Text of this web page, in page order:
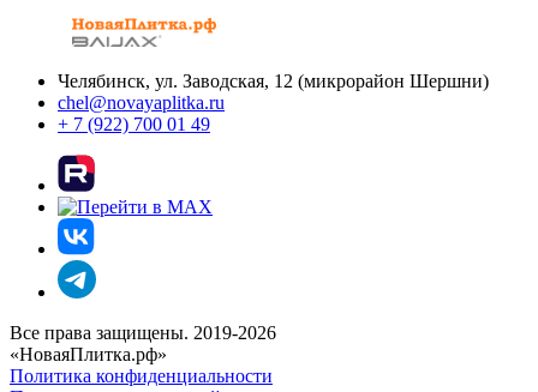
Челябинск, ул. Заводская, 12 (микрорайон Шершни)
chel@novayaplitka.ru
+ 7 (922) 700 01 49
Все права защищены. 2019-2026
«НоваяПлитка.рф»
Политика конфиденциальности